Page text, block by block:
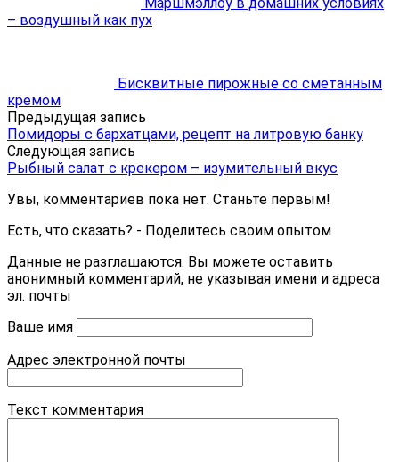
– воздушный как пух
Бисквитные пирожные со сметанным
кремом
Предыдущая запись
Помидоры с бархатцами, рецепт на литровую банку
Следующая запись
Рыбный салат с крекером – изумительный вкус
Увы, комментариев пока нет. Станьте первым!
Есть, что сказать? - Поделитесь своим опытом
Данные не разглашаются. Вы можете оставить
анонимный комментарий, не указывая имени и адреса
эл. почты
Ваше имя
Адрес электронной почты
Текст комментария